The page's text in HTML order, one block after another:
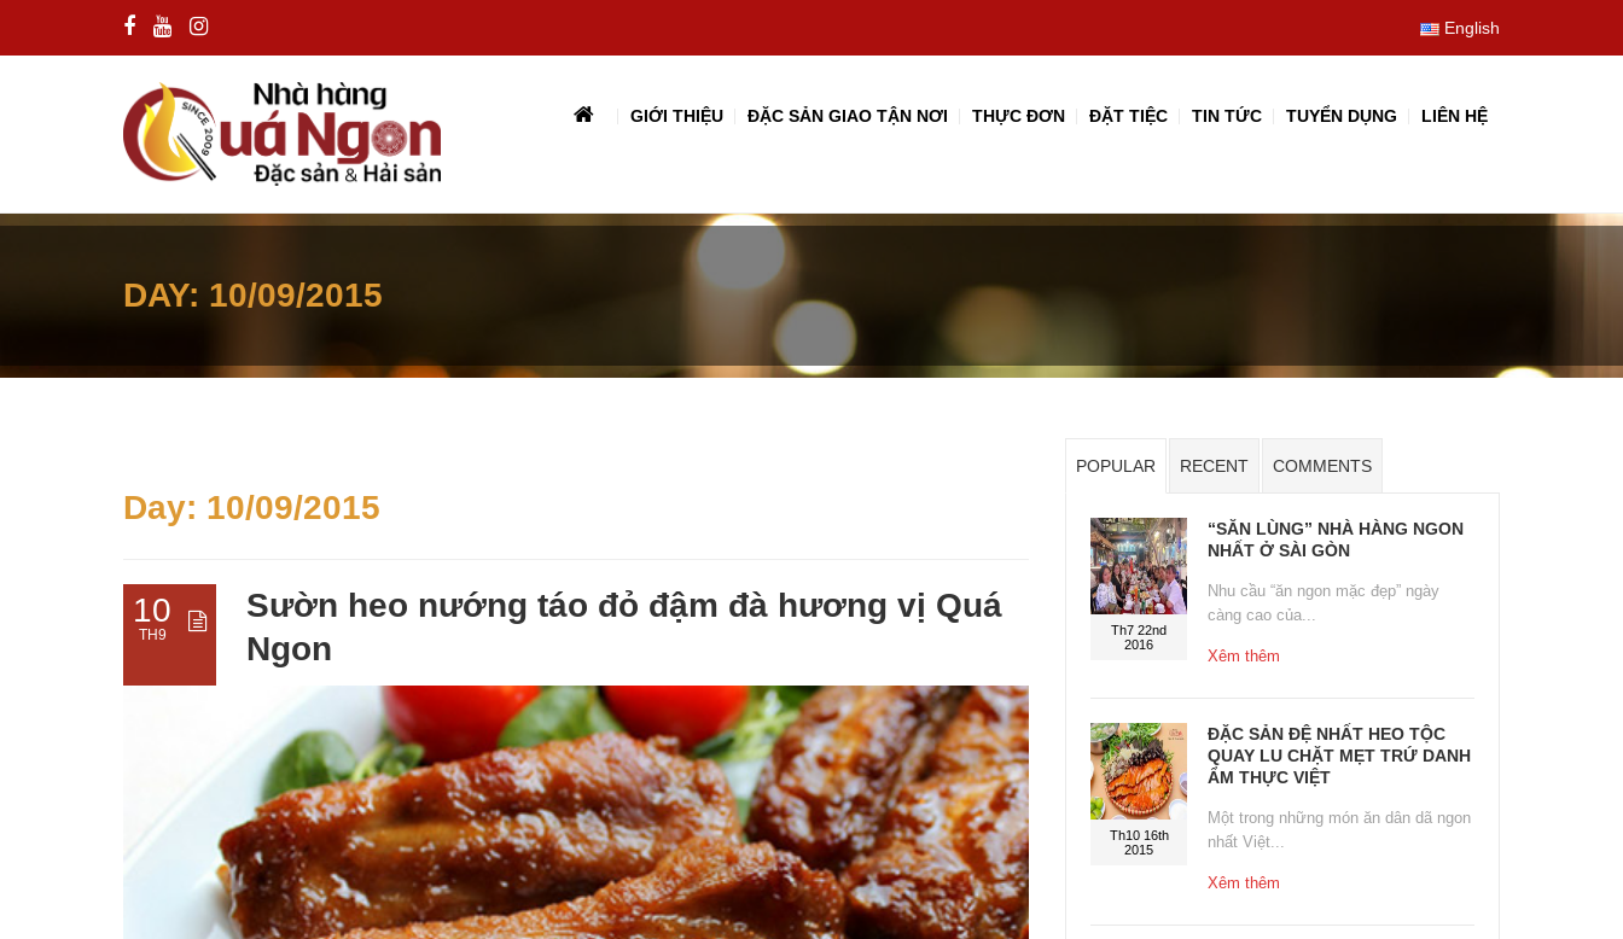
English
GIỚI THIỆU ĐẶC SẢN GIAO TẬN NƠI THỰC ĐƠN ĐẶT TIỆC TIN TỨC TUYỂN DỤNG LIÊN HỆ
DAY: 10/09/2015
Day: 10/09/2015
10
TH9
Sườn heo nướng táo đỏ đậm đà hương vị Quá
Ngon
POPULAR RECENT COMMENTS
Th7 22nd
2016
“SĂN LÙNG” NHÀ HÀNG NGON
NHẤT Ở SÀI GÒN
Nhu cầu “ăn ngon mặc đẹp” ngày
càng cao của...
Xêm thêm
Th10 16th
2015
ĐẶC SẢN ĐỆ NHẤT HEO TỘC
QUAY LU CHẶT MẸT TRỨ DANH
ẨM THỰC VIỆT
Một trong những món ăn dân dã ngon
nhất Việt...
Xêm thêm